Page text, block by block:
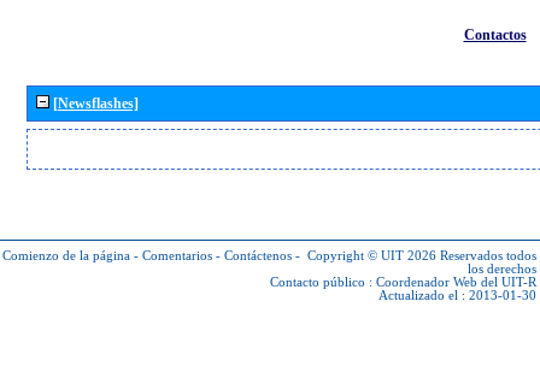
Contactos
[Newsflashes]
Comienzo de la página - Comentarios - Contáctenos - Copyright © UIT 2026 Reservados todos
los derechos
Contacto público : Coordenador Web del UIT-R
Actualizado el : 2013-01-30